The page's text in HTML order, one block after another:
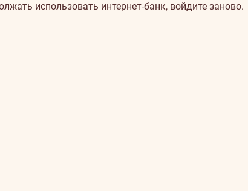
использовать интернет-банк, войдите заново.